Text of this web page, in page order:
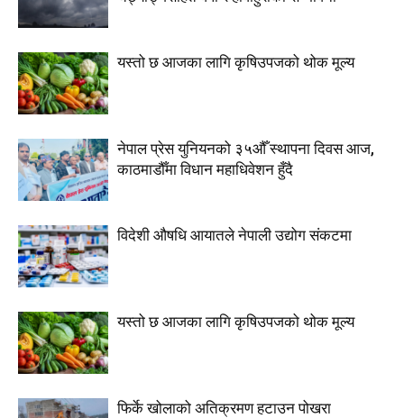
यस्तो छ आजका लागि कृषिउपजको थोक मूल्य
नेपाल प्रेस युनियनको ३५औँ स्थापना दिवस आज,
काठमाडौँमा विधान महाधिवेशन हुँदै
विदेशी औषधि आयातले नेपाली उद्योग संकटमा
यस्तो छ आजका लागि कृषिउपजको थोक मूल्य
फिर्के खोलाको अतिक्रमण हटाउन पोखरा